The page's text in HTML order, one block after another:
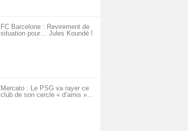
FC Barcelone : Revirement de
situation pour… Jules Koundé !
Mercato : Le PSG va rayer ce
club de son cercle « d’amis »…